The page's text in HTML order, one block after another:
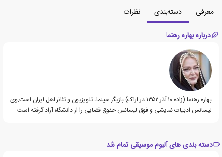
معرفی دسته‌بندی
نظرات
درباره بهاره رهنما
بهاره رهنما (زاده ۱۰ آذر ۱۳۵۲ در اراک) بازیگر سینما، تلویزیون و تئاتر اهل ایران است.وی
لیسانس ادبیات نمایشی و فوق لیسانس حقوق قضایی را از دانشگاه آزاد گرفته است.
دسته بندی های آلبوم موسیقی تمام شد